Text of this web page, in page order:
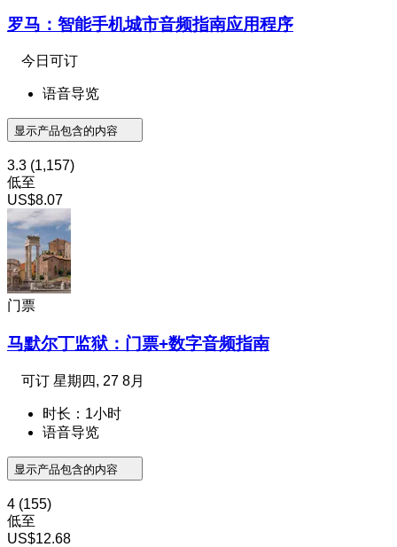
罗马：智能手机城市音频指南应用程序
今日可订
语音导览
显示产品包含的内容
3.3 (1,157)
低至
US$8.07
门票
马默尔丁监狱：门票+数字音频指南
可订 星期四, 27 8月
时长：1小时
语音导览
显示产品包含的内容
4 (155)
低至
US$12.68